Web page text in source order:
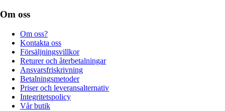
Om oss
Om oss?
Kontakta oss
Försäljningsvillkor
Returer och återbetalningar
Ansvarsfriskrivning
Betalningsmetoder
Priser och leveransalternativ
Integritetspolicy
Vår butik